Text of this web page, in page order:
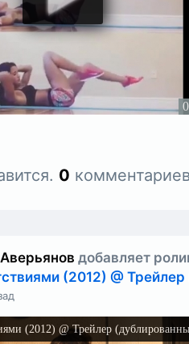
0
добавляет
(2012) @